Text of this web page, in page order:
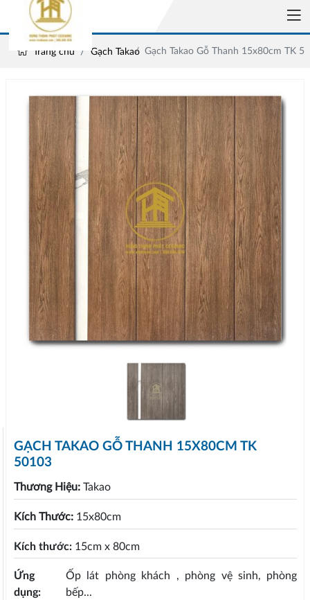
Trang chủ Gạch Takao Gạch Takao Gỗ Thanh 15x80cm TK
GẠCH TAKAO GỖ THANH 15X80CM TK
50103
Thương Hiệu: Takao
Kích Thước: 15x80cm
Kích thước: 15cm x 80cm
Ứng
dụng:
Ốp lát phòng khách , phòng vệ sinh, phòng
bếp...